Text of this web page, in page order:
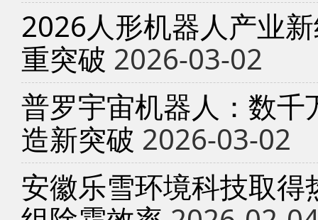
2026人形机器人产业
重突破 2026-03-02
普罗宇宙机器人：数
造新突破 2026-03-02
安徽乐雪环境科技取